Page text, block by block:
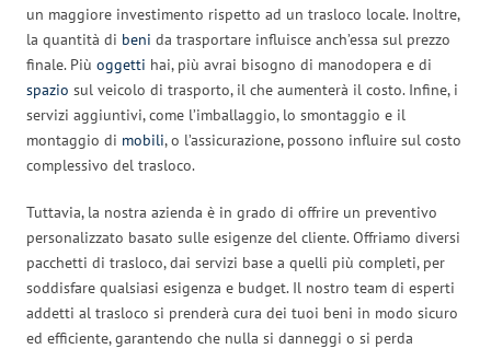
un maggiore investimento rispetto ad un trasloco locale. Inoltre,
la quantità di beni da trasportare influisce anch’essa sul prezzo
finale. Più oggetti hai, più avrai bisogno di manodopera e di
spazio sul veicolo di trasporto, il che aumenterà il costo. Infine, i
servizi aggiuntivi, come l’imballaggio, lo smontaggio e il
montaggio di mobili, o l’assicurazione, possono influire sul costo
complessivo del trasloco.
Tuttavia, la nostra azienda è in grado di offrire un preventivo
personalizzato basato sulle esigenze del cliente. Offriamo diversi
pacchetti di trasloco, dai servizi base a quelli più completi, per
soddisfare qualsiasi esigenza e budget. Il nostro team di esperti
addetti al trasloco si prenderà cura dei tuoi beni in modo sicuro
ed efficiente, garantendo che nulla si danneggi o si perda